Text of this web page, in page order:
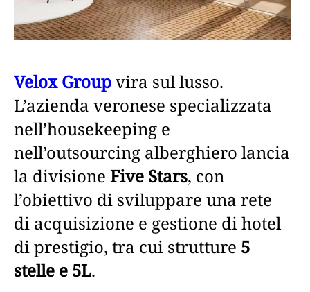
Velox Groupvira sul lusso.
L’azienda veronese specializzata
nell’housekeeping e
nell’outsourcing alberghiero lancia
la divisione Five Stars, con
l’obiettivo di sviluppare una rete
di acquisizione e gestione di hotel
di prestigio, tra cui strutture 5
stelle e 5L.